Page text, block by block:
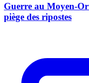
Guerre au Moyen-
piège des ripostes